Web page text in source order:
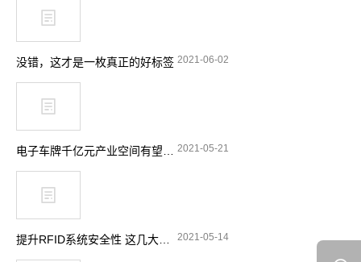
没错，这才是一枚真正的好标签 2021-06-02
2021-05-21
2021-05-14